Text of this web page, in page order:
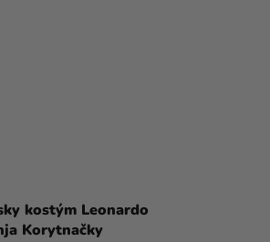
kostým Leonardo
Korytnačky